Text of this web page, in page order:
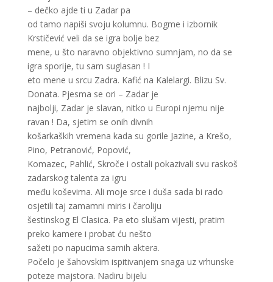
– dečko ajde ti u Zadar pa
od tamo napiši svoju kolumnu. Bogme i izbornik
Krstičević veli da se igra bolje bez
mene, u što naravno objektivno sumnjam, no da se
igra sporije, tu sam suglasan ! I
eto mene u srcu Zadra. Kafić na Kalelargi. Blizu Sv.
Donata. Pjesma se ori – Zadar je
najbolji, Zadar je slavan, nitko u Europi njemu nije
ravan ! Da, sjetim se onih divnih
košarkaških vremena kada su gorile Jazine, a Krešo,
Pino, Petranović, Popović,
Komazec, Pahlić, Skroče i ostali pokazivali svu raskoš
zadarskog talenta za igru
među koševima. Ali moje srce i duša sada bi rado
osjetili taj zamamni miris i čaroliju
šestinskog El Clasica. Pa eto slušam vijesti, pratim
preko kamere i probat ću nešto
sažeti po napucima samih aktera.
Počelo je šahovskim ispitivanjem snaga uz vrhunske
poteze majstora. Nadiru bijelu